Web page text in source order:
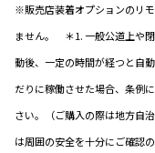
※販売店装着オプションのリ
ません。 ＊1. 一般公道上や
動後、一定の時間が経つと自
だりに稼働させた場合、条例
さい。（ご購入の際は地方自
は周囲の安全を十分にご確認